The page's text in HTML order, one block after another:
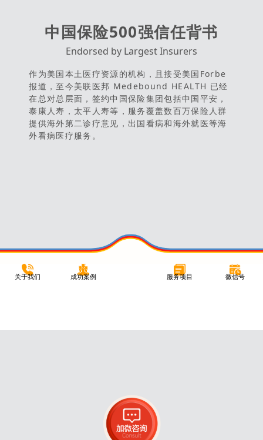
关于我们 成功案例 服务项目 微信号
中国保险500强信任背书
Endorsed by Largest Insurers
作为美国本土医疗资源的机构，且接受美国Forbe
报道，至今美联医邦 Medebound HEALTH 已经
在总对总层面，签约中国保险集团包括中国平安，
泰康人寿，太平人寿等，服务覆盖数百万保险人群
提供海外第二诊疗意见，出国看病和海外就医等海
外看病医疗服务。